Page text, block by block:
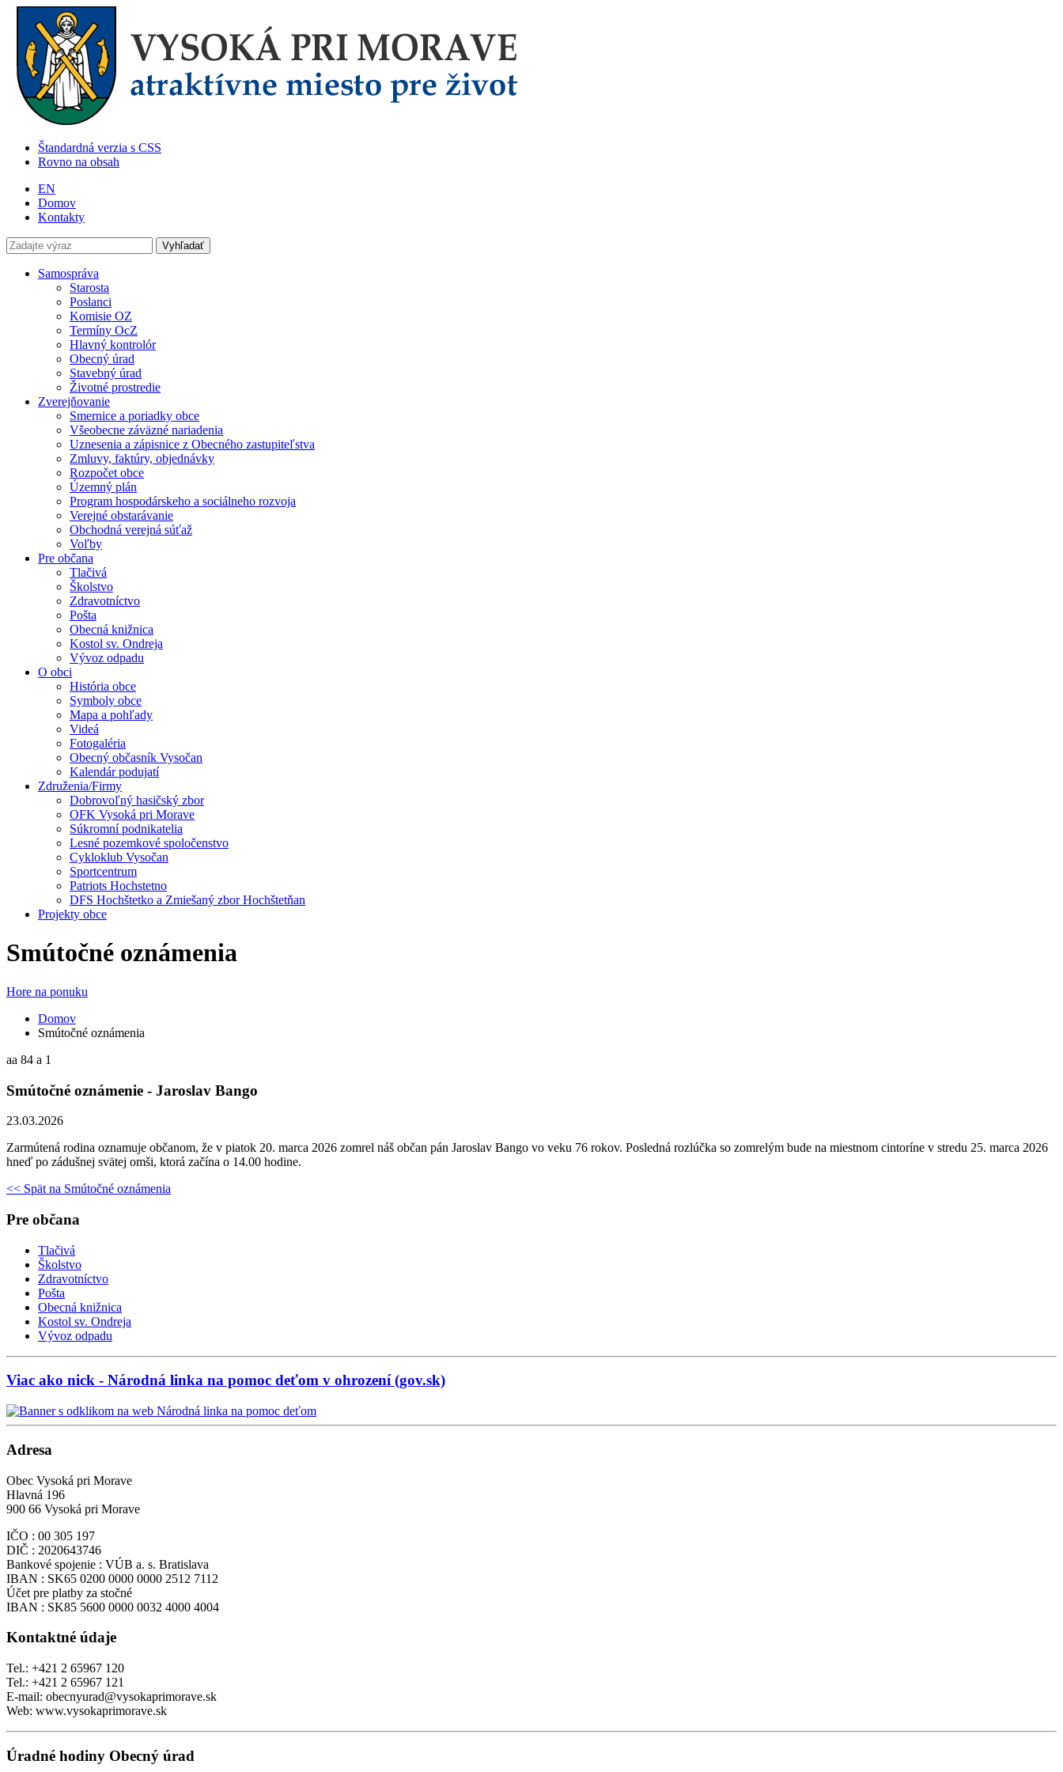
Štandardná verzia s CSS
Rovno na obsah
EN
Domov
Kontakty
Samospráva
Starosta
Poslanci
Komisie OZ
Termíny OcZ
Hlavný kontrolór
Obecný úrad
Stavebný úrad
Životné prostredie
Zverejňovanie
Smernice a poriadky obce
Všeobecne záväzné nariadenia
Uznesenia a zápisnice z Obecného zastupiteľstva
Zmluvy, faktúry, objednávky
Rozpočet obce
Územný plán
Program hospodárskeho a sociálneho rozvoja
Verejné obstarávanie
Obchodná verejná súťaž
Voľby
Pre občana
Tlačivá
Školstvo
Zdravotníctvo
Pošta
Obecná knižnica
Kostol sv. Ondreja
Vývoz odpadu
O obci
História obce
Symboly obce
Mapa a pohľady
Videá
Fotogaléria
Obecný občasník Vysočan
Kalendár podujatí
Združenia/Firmy
Dobrovoľný hasičský zbor
OFK Vysoká pri Morave
Súkromní podnikatelia
Lesné pozemkové spoločenstvo
Cykloklub Vysočan
Sportcentrum
Patriots Hochstetno
DFS Hochštetko a Zmiešaný zbor Hochštetňan
Projekty obce
Smútočné oznámenia
Hore na ponuku
Domov
Smútočné oznámenia
aa 84 a 1
Smútočné oznámenie - Jaroslav Bango
23.03.2026
Zarmútená rodina oznamuje občanom, že v piatok 20. marca 2026 zomrel náš občan pán Jaroslav Bango vo veku 76 rokov. Posledná rozlúčka so zomrelým bude na miestnom cintoríne v stredu 25. marca 2026
hneď po zádušnej svätej omši, ktorá začína o 14.00 hodine.
<< Spät na Smútočné oznámenia
Pre občana
Tlačivá
Školstvo
Zdravotníctvo
Pošta
Obecná knižnica
Kostol sv. Ondreja
Vývoz odpadu
Viac ako nick - Národná linka na pomoc deťom v ohrození (gov.sk)
Adresa
Obec Vysoká pri Morave
Hlavná 196
900 66 Vysoká pri Morave
IČO : 00 305 197
DIČ : 2020643746
Bankové spojenie : VÚB a. s. Bratislava
IBAN : SK65 0200 0000 0000 2512 7112
Účet pre platby za stočné
IBAN : SK85 5600 0000 0032 4000 4004
Kontaktné údaje
Tel.: +421 2 65967 120
Tel.: +421 2 65967 121
E-mail: obecnyurad@vysokaprimorave.sk
Web: www.vysokaprimorave.sk
Úradné hodiny Obecný úrad